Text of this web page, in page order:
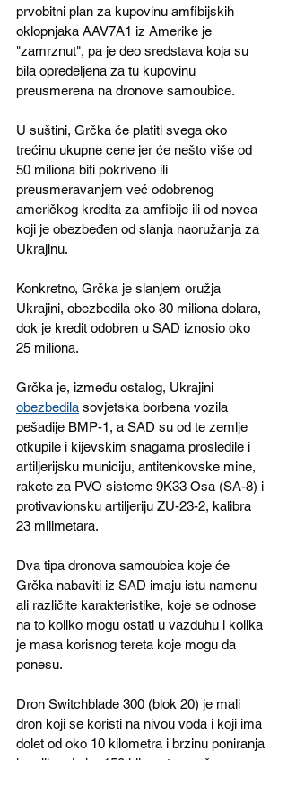
prvobitni plan za kupovinu amfibijskih
oklopnjaka AAV7A1 iz Amerike je
"zamrznut", pa je deo sredstava koja su
bila opredeljena za tu kupovinu
preusmerena na dronove samoubice.
U suštini, Grčka će platiti svega oko
trećinu ukupne cene jer će nešto više od
50 miliona biti pokriveno ili
preusmeravanjem već odobrenog
američkog kredita za amfibije ili od novca
koji je obezbeđen od slanja naoružanja za
Ukrajinu.
Konkretno, Grčka je slanjem oružja
Ukrajini, obezbedila oko 30 miliona dolara,
dok je kredit odobren u SAD iznosio oko
25 miliona.
Grčka je, između ostalog, Ukrajini
obezbedila sovjetska borbena vozila
pešadije BMP-1, a SAD su od te zemlje
otkupile i kijevskim snagama prosledile i
artiljerijsku municiju, antitenkovske mine,
rakete za PVO sisteme 9K33 Osa (SA-8) i
protivavionsku artiljeriju ZU-23-2, kalibra
23 milimetara.
Dva tipa dronova samoubica koje će
Grčka nabaviti iz SAD imaju istu namenu
ali različite karakteristike, koje se odnose
na to koliko mogu ostati u vazduhu i kolika
je masa korisnog tereta koje mogu da
ponesu.
Dron Switchblade 300 (blok 20) je mali
dron koji se koristi na nivou voda i koji ima
dolet od oko 10 kilometra i brzinu poniranja
ka cilju od oko 150 kilometra na čas.